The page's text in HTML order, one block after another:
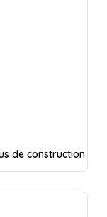
de construction